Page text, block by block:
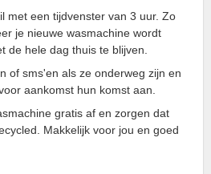
met een tijdvenster van 3 uur. Zo
je nieuwe wasmachine wordt
de hele dag thuis te blijven.
of sms'en als ze onderweg zijn en
aankomst hun komst aan.
gratis af en zorgen dat
Makkelijk voor jou en goed